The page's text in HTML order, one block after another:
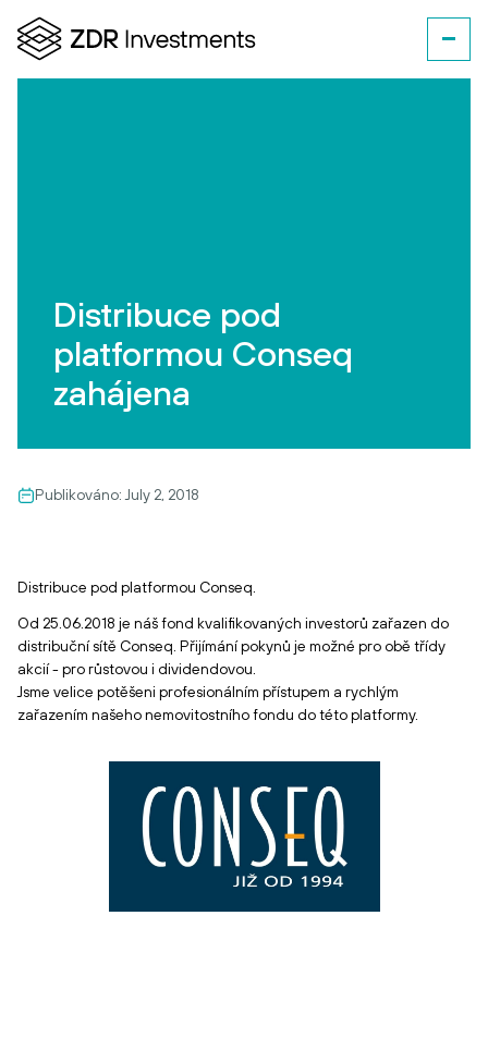
Distribuce pod
platformou Conseq
zahájena
Publikováno: July 2, 2018
Distribuce pod platformou Conseq.
Od 25.06.2018 je náš fond kvalifikovaných investorů zařazen do
distribuční sítě Conseq. Přijímání pokynů je možné pro obě třídy
akcií - pro růstovou i dividendovou.
Jsme velice potěšeni profesionálním přístupem a rychlým
zařazením našeho nemovitostního fondu do této platformy.